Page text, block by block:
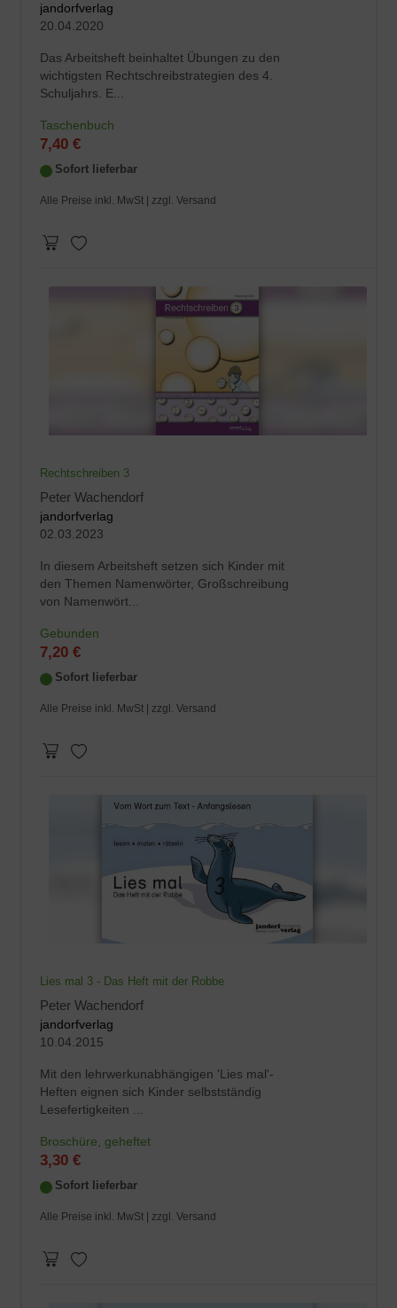
jandorfverlag
20.04.2020
Das Arbeitsheft beinhaltet Übungen zu den
wichtigsten Rechtschreibstrategien des 4.
Schuljahrs. E...
Taschenbuch
7,40 €
Sofort lieferbar
Alle Preise inkl. MwSt | zzgl. Versand
Rechtschreiben 3
Peter Wachendorf
jandorfverlag
02.03.2023
In diesem Arbeitsheft setzen sich Kinder mit
den Themen Namenwörter, Großschreibung
von Namenwört...
Gebunden
7,20 €
Sofort lieferbar
Alle Preise inkl. MwSt | zzgl. Versand
Lies mal 3 - Das Heft mit der Robbe
Peter Wachendorf
jandorfverlag
10.04.2015
Mit den lehrwerkunabhängigen 'Lies mal'-
Heften eignen sich Kinder selbstständig
Lesefertigkeiten ...
Broschüre, geheftet
3,30 €
Sofort lieferbar
Alle Preise inkl. MwSt | zzgl. Versand